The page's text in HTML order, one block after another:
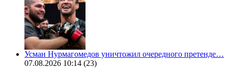
Усман Нурмагомедов уничтожил очередного претенде…
07.08.2026 10:14 (23)